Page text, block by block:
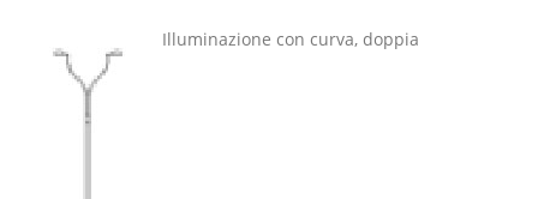
Illuminazione con curva, doppia